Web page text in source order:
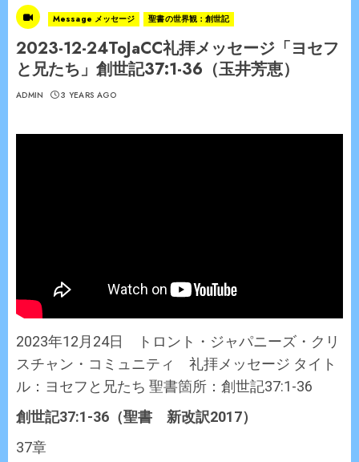
Message メッセージ 聖書の世界観：創世記
2023-12-24ToJaCC礼拝メッセージ「ヨセフ
と兄たち」創世記37:1-36（玉井芳恵）
ADMIN 3 YEARS AGO
2023年12月24日 トロント・ジャパニーズ・クリ
スチャン・コミュニティ 礼拝メッセージ タイト
ル：ヨセフと兄たち 聖書箇所：創世記37:1-36
創世記37:1-36（聖書 新改訳2017）
37章